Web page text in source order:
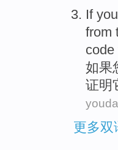
If you
from
code
如果
证明
更多双